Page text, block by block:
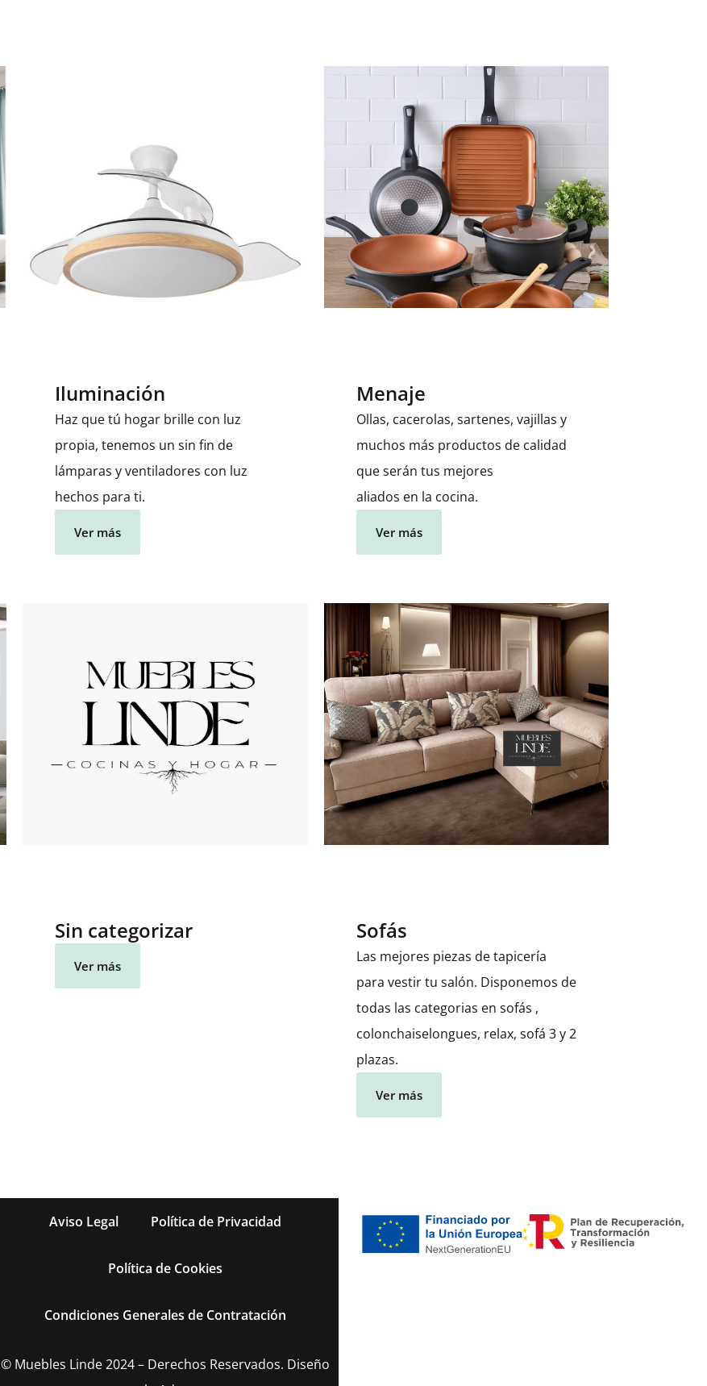
Iluminación
Haz que tú hogar brille con luz
propia, tenemos un sin fin de
lámparas y ventiladores con luz
hechos para ti.
Ver más
Menaje
Ollas, cacerolas, sartenes, vajillas y
muchos más productos de calidad
que serán tus mejores
aliados en la cocina.
Ver más
Sin categorizar
Ver más
Sofás
Las mejores piezas de tapicería
para vestir tu salón. Disponemos de
todas las categorias en sofás ,
colonchaiselongues, relax, sofá 3 y 2
plazas.
Ver más
Aviso Legal Política de Privacidad
Política de Cookies
Condiciones Generales de Contratación
© Muebles Linde 2024 – Derechos Reservados. Diseño